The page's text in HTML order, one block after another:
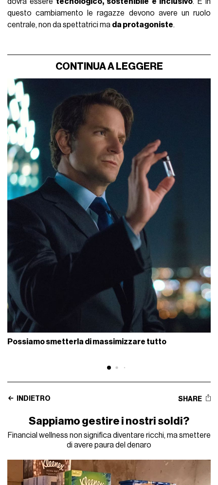
questo cambiamento le ragazze devono avere un ruolo
centrale, non da spettatrici ma da protagoniste.
CONTINUA A LEGGERE
Possiamo smetterla di massimizzare tutto
INDIETRO SHARE
Sappiamo gestire i nostri soldi?
Financial wellness non significa diventare ricchi, ma smettere
di avere paura del denaro